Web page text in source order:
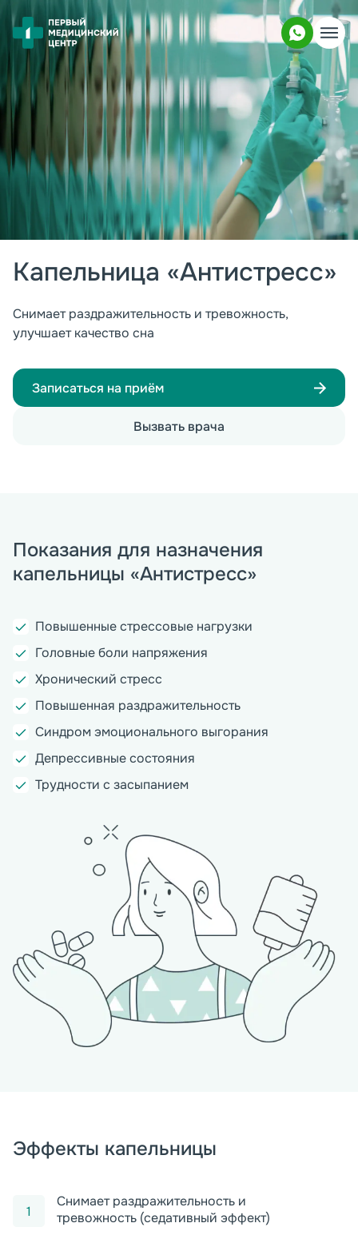
Капельница «Антистресс»
Снимает раздражительность и тревожность,
улучшает качество сна
Записаться на приём
Вызвать врача
Показания для назначения
капельницы «Антистресс»
Повышенные стрессовые нагрузки
Головные боли напряжения
Хронический стресс
Повышенная раздражительность
Синдром эмоционального выгорания
Депрессивные состояния
Трудности с засыпанием
Эффекты капельницы
Снимает раздражительность и
тревожность (седативный эффект)